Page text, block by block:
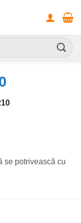
se potrivească cu